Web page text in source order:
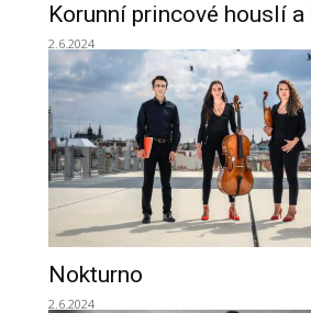
Korunní princové houslí a
2.6.2024
Nokturno
2.6.2024